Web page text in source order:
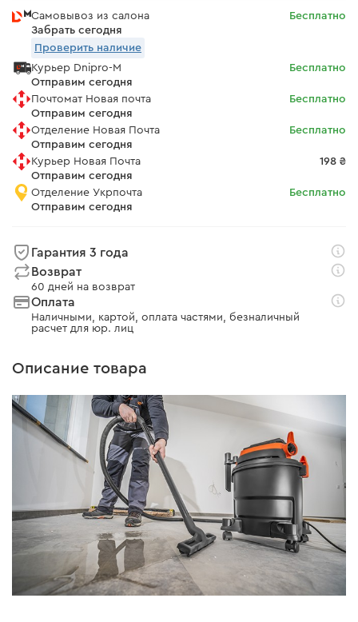
Самовывоз из салона
Забрать сегодня
Бесплатно
Проверить наличие
Курьер Dnipro-M
Отправим сегодня
Бесплатно
Почтомат Новая почта
Отправим сегодня
Бесплатно
Отделение Новая Почта
Отправим сегодня
Бесплатно
Курьер Новая Почта
Отправим сегодня
198 ₴
Отделение Укрпочта
Отправим сегодня
Бесплатно
Гарантия 3 года
Возврат
60 дней на возврат
Оплата
Наличными, картой, оплата частями, безналичный
расчет для юр. лиц
Описание товара